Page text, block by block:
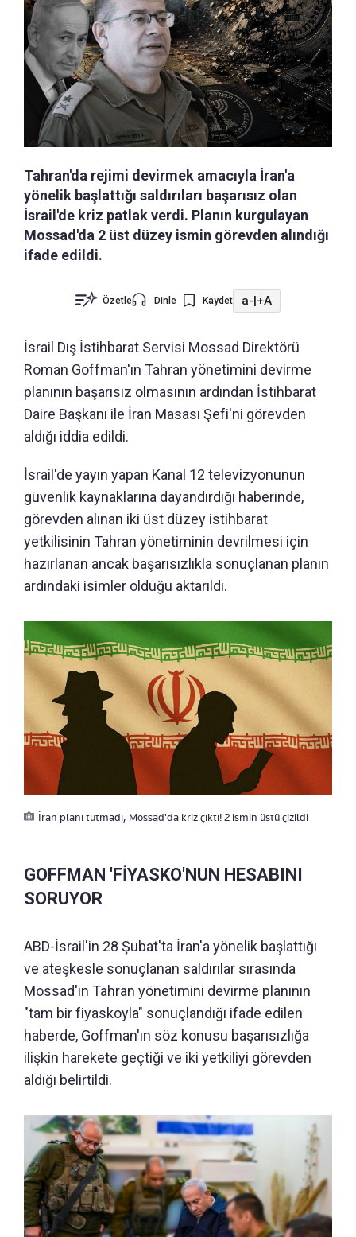
Tahran'da rejimi devirmek amacıyla İran'a
yönelik başlattığı saldırıları başarısız olan
İsrail'de kriz patlak verdi. Planın kurgulayan
Mossad'da 2 üst düzey ismin görevden alındığı
ifade edildi.
Özetle Dinle Kaydet a-|+A
İsrail Dış İstihbarat Servisi Mossad Direktörü
Roman Goffman'ın Tahran yönetimini devirme
planının başarısız olmasının ardından İstihbarat
Daire Başkanı ile İran Masası Şefi'ni görevden
aldığı iddia edildi.
İsrail'de yayın yapan Kanal 12 televizyonunun
güvenlik kaynaklarına dayandırdığı haberinde,
görevden alınan iki üst düzey istihbarat
yetkilisinin Tahran yönetiminin devrilmesi için
hazırlanan ancak başarısızlıkla sonuçlanan planın
ardındaki isimler olduğu aktarıldı.
İran planı tutmadı, Mossad'da kriz çıktı! 2 ismin üstü çizildi
GOFFMAN 'FİYASKO'NUN HESABINI
SORUYOR
ABD-İsrail'in 28 Şubat'ta İran'a yönelik başlattığı
ve ateşkesle sonuçlanan saldırılar sırasında
Mossad'ın Tahran yönetimini devirme planının
"tam bir fiyaskoyla" sonuçlandığı ifade edilen
haberde, Goffman'ın söz konusu başarısızlığa
ilişkin harekete geçtiği ve iki yetkiliyi görevden
aldığı belirtildi.